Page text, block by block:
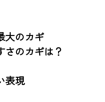
のカギ
のカギは？
表現